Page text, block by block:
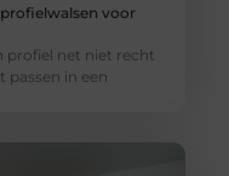
voor
profiel net niet recht
passen in een